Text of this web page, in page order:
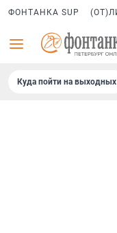
ФОНТАНКА SUP
Куда пойти на выходных